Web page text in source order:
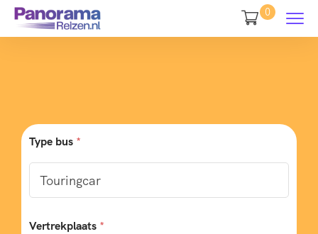
0
Type bus *
Vertrekplaats *